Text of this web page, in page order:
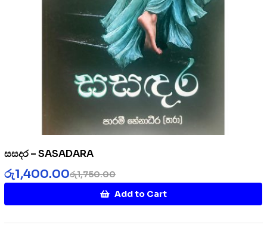
සසදර – SASADARA
රු1,750.00
රු1,400.00
Add to Cart